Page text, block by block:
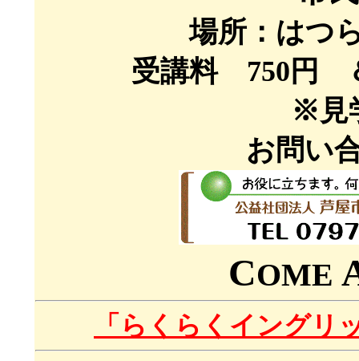
場所：はつ
受講料 750円
※見
お問い
COME
「らくらくイングリ